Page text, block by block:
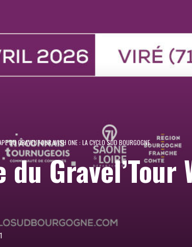
DU GRAVEL'TOUR WISH ONE : LA CYCLO SUD BOURGOGNE
1